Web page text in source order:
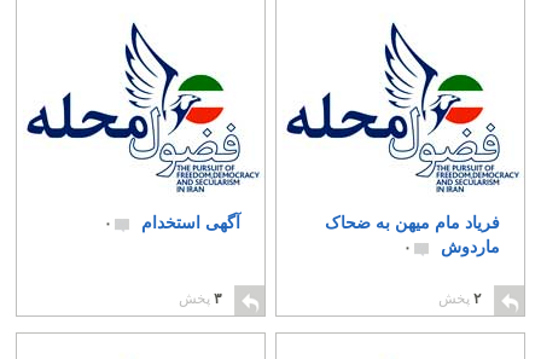
فریاد مام میهن به ضحاک
ماردوش
۰
۲ پخش
آگهی استخدام ۰
۳ پخش